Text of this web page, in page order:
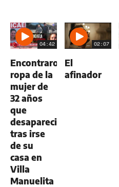
04:42
Encontraron
ropa de la
mujer de
32 años
que
desapareció
tras irse
de su
casa en
Villa
Manuelita
02:07
El
afinador